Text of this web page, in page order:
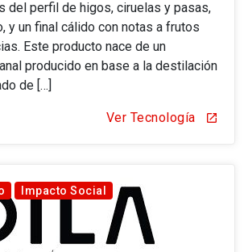
del perfil de higos, ciruelas y pasas,
y un final cálido con notas a frutos
Este producto nace de un
producido en base a la destilación
de […]
Ver Tecnología open_in_new
Impacto Social